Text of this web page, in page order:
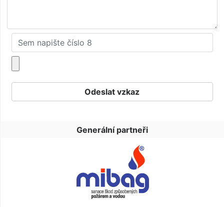
Generální partneři